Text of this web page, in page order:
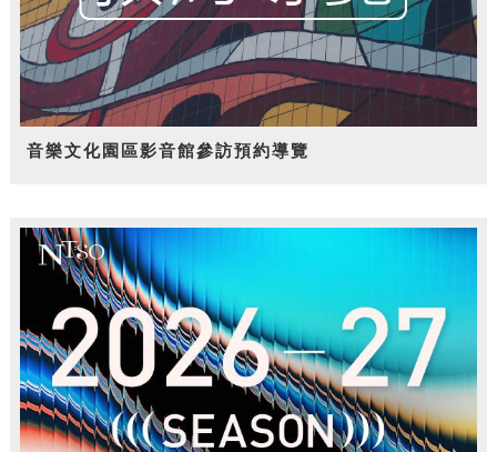
音樂文化園區影音館參訪預約導覽